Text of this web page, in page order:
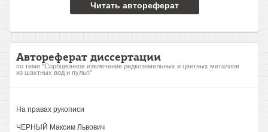
Читать автореферат
Автореферат диссертации
по теме "Сорбционное извлечение редкоземельных и цветных металлов
из шахтных вод и пульп"
На правах рукописи
ЧЕРНЫЙ Максим Львович